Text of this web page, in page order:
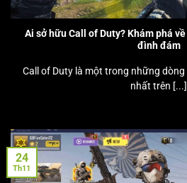
Ai sở hữu Call of Duty? Khám phá
đình đám
Call of Duty là một trong những
nhất trên [...]
24
Th11